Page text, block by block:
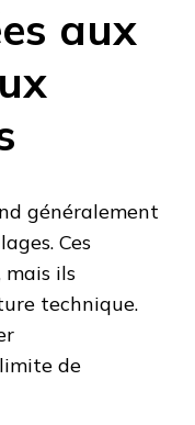
aux
généralement
Ces
ils
technique.
de